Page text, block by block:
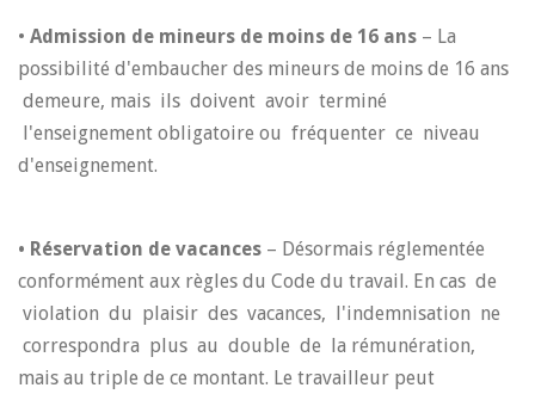
• Admission de mineurs de moins de 16 ans – La
possibilité d'embaucher des mineurs de moins de 16 ans
demeure, mais ils doivent avoir terminé
l'enseignement obligatoire ou fréquenter ce niveau
d'enseignement.
• Réservation de vacances – Désormais réglementée
conformément aux règles du Code du travail. En cas de
violation du plaisir des vacances, l'indemnisation ne
correspondra plus au double de la rémunération,
mais au triple de ce montant. Le travailleur peut